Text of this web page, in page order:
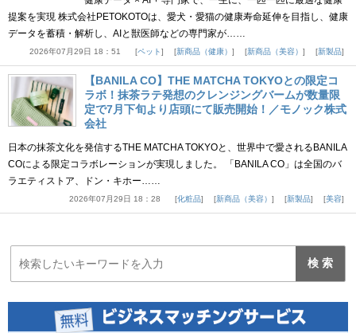
提案を実現 株式会社PETOKOTOは、愛犬・愛猫の健康寿命延伸を目指し、健康
データを蓄積・解析し、AIと獣医師などの専門家が……
2026年07月29日 18：51 ペット 新商品（健康） 新商品（美容） 新製品
【BANILA CO】THE MATCHA TOKYOとの限定コ
ラボ！抹茶ラテ発想のクレンジングバームが数量限
定で7月下旬より店頭にて販売開始！／モノック株式
会社
日本の抹茶文化を発信するTHE MATCHA TOKYOと、世界中で愛されるBANILA
COによる限定コラボレーションが実現しました。 「BANILA CO」は全国のバ
ラエティストア、ドン・キホー……
2026年07月29日 18：28 化粧品 新商品（美容） 新製品 美容